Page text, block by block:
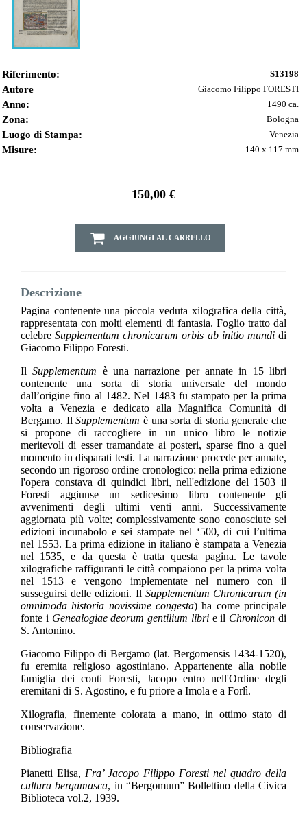
Riferimento: S13198
Autore Giacomo Filippo FORESTI
Anno: 1490 ca.
Zona: Bologna
Luogo di Stampa: Venezia
Misure: 140 x 117 mm
150,00 €
AGGIUNGI AL CARRELLO
Descrizione
Pagina contenente una piccola veduta xilografica della città,
rappresentata con molti elementi di fantasia. Foglio tratto dal
celebreSupplementum chronicarum orbis ab initio mundidi
Giacomo Filippo Foresti.
IlSupplementum è una narrazione per annate in 15 libri
contenente una sorta di storia universale del mondo
dall’origine fino al 1482. Nel 1483 fu stampato per la prima
volta a Venezia e dedicato alla Magnifica Comunità di
Bergamo. IlSupplementumè una sorta di storia generale che
si propone di raccogliere in un unico libro le notizie
meritevoli di esser tramandate ai posteri, sparse fino a quel
momento in disparati testi. La narrazione procede per annate,
secondo un rigoroso ordine cronologico: nella prima edizione
l'opera constava di quindici libri, nell'edizione del 1503 il
Foresti aggiunse un sedicesimo libro contenente gli
avvenimenti degli ultimi venti anni. Successivamente
aggiornata più volte; complessivamente sono conosciute sei
edizioni incunabolo e sei stampate nel ‘500, di cui l’ultima
nel 1553. La prima edizione in italiano è stampata a Venezia
nel 1535, e da questa è tratta questa pagina. Le tavole
xilografiche raffiguranti le città compaiono per la prima volta
nel 1513 e vengono implementate nel numero con il
susseguirsi delle edizioni. Il Supplementum Chronicarum (in
omnimoda historia novissime congesta) ha come principale
fonte i Genealogiae deorum gentilium librie il Chronicon di
S. Antonino.
Giacomo Filippo di Bergamo (lat. Bergomensis 1434-1520),
fu eremita religioso agostiniano. Appartenente alla nobile
famiglia dei conti Foresti, Jacopo entro nell'Ordine degli
eremitani di S. Agostino, e fu priore a Imola e a Forlì.
Xilografia, finemente colorata a mano, in ottimo stato di
conservazione.
Bibliografia
Pianetti Elisa, Fra’ Jacopo Filippo Foresti nel quadro della
cultura bergamasca, in “Bergomum” Bollettino della Civica
Biblioteca vol.2, 1939.